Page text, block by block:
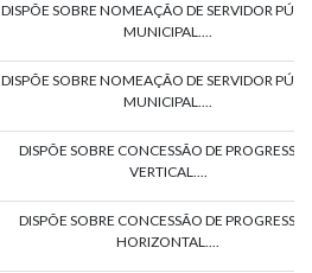
DISPÕE SOBRE NOMEAÇÃO DE SERVIDOR
MUNICIPAL....
DISPÕE SOBRE NOMEAÇÃO DE SERVIDOR
MUNICIPAL....
DISPÕE SOBRE CONCESSÃO DE
VERTICAL....
DISPÕE SOBRE CONCESSÃO DE
HORIZONTAL....